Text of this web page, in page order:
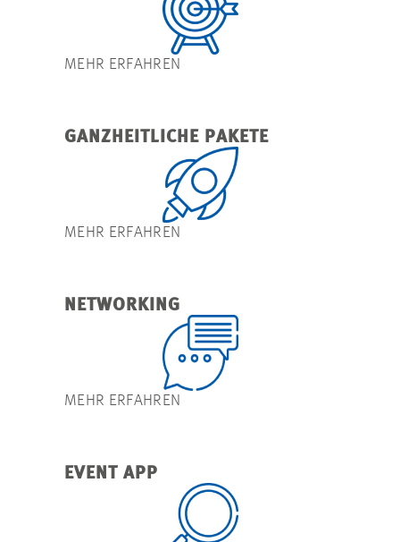
MEHR ERFAHREN
GANZHEITLICHE PAKETE
MEHR ERFAHREN
NETWORKING
MEHR ERFAHREN
EVENT APP